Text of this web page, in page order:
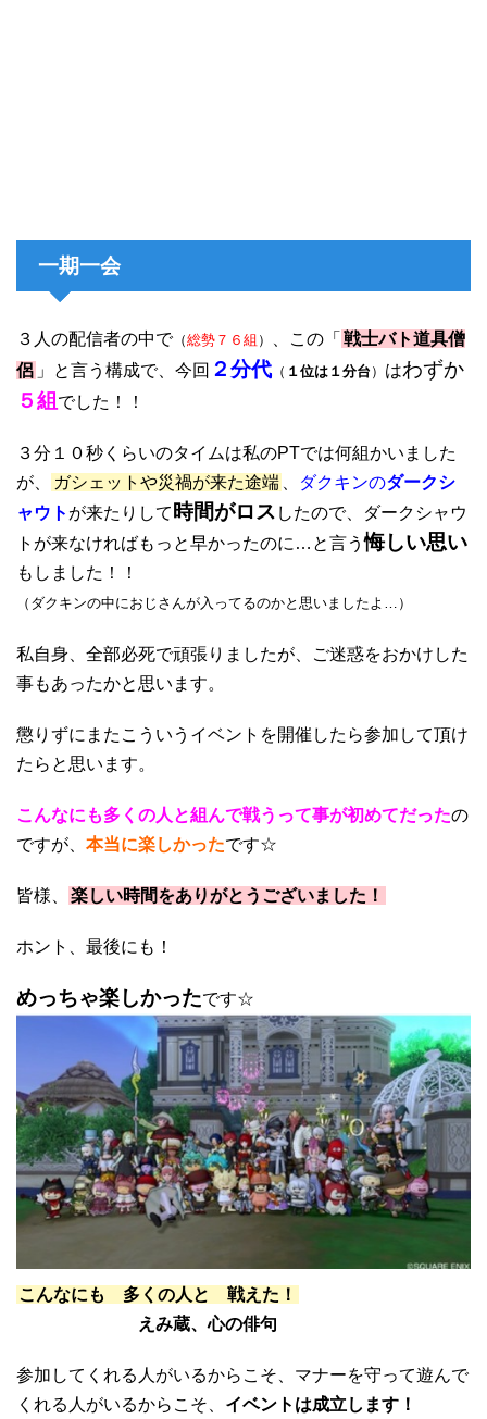
一期一会
３人の配信者の中で（総勢７６組 ） 、この「 戦士バト道具僧
侶 」と言う構成で、今回 ２分代 （ １位は１分台 ） はわずか
５組 でした！！
３分１０秒くらいのタイムは私のPTでは何組かいました
が、
ガシェットや災禍が来た途端 ダクキンのダークシ
ャウト が来たりして 時間がロス したので、ダークシャウ
トが来なければもっと早かったのに…と言う悔しい思い
もしました！！
（ダクキンの中におじさんが入ってるのかと思いましたよ…）
私自身、全部必死で頑張りましたが、ご迷惑をおかけした
事もあったかと思います。
懲りずにまたこういうイベントを開催したら参加して頂け
たらと思います。
こんなにも多くの人と組んで戦うって事が初めてだったの
ですが、 本当に楽しかったです☆
皆様、 楽しい時間をありがとうございました！
ホント、最後にも！
めっちゃ楽しかったです☆
こんなにも 多くの人と 戦えた！
えみ蔵、心の俳句
参加してくれる人がいるからこそ、マナーを守って遊んで
くれる人がいるからこそ、 イベントは成立します！